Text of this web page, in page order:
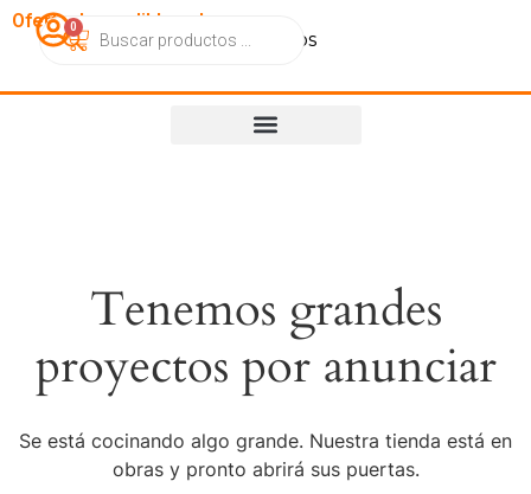
OfertasImperdibles.cl
CatálogoContactoNosotros
0
Tenemos grandes
proyectos por anunciar
Se está cocinando algo grande. Nuestra tienda está en
obras y pronto abrirá sus puertas.